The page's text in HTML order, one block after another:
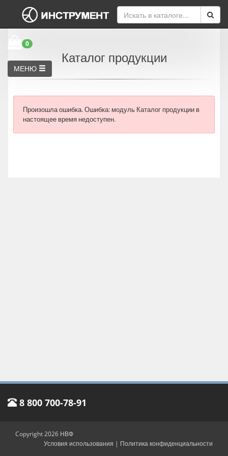
0
МЕНЮ
Каталог продукции
Произошла ошибка.Ошибка: модуль Каталог продукции в
настоящее время недоступен.
8 800 700-78-91
Copyright 2026 НВФ
Условия использования | Политика конфиденциальности